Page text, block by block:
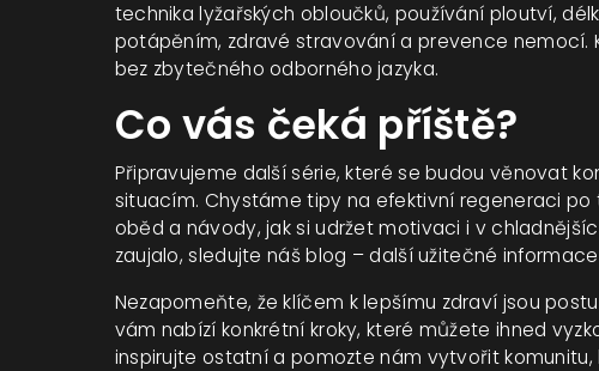
technika lyžařských obloučků, používání ploutví,
potápěním, zdravé stravování a prevence nemocí.
bez zbytečného odborného jazyka.
Co vás čeká příště?
Připravujeme další série, které se budou věnovat
situacím. Chystáme tipy na efektivní regeneraci
oběd a návody, jak si udržet motivaci i v
zaujalo, sledujte náš blog – další užitečné
Nezapomeňte, že klíčem k lepšímu zdraví jsou
vám nabízí konkrétní kroky, které můžete ihned
inspirujte ostatní a pomozte nám vytvořit